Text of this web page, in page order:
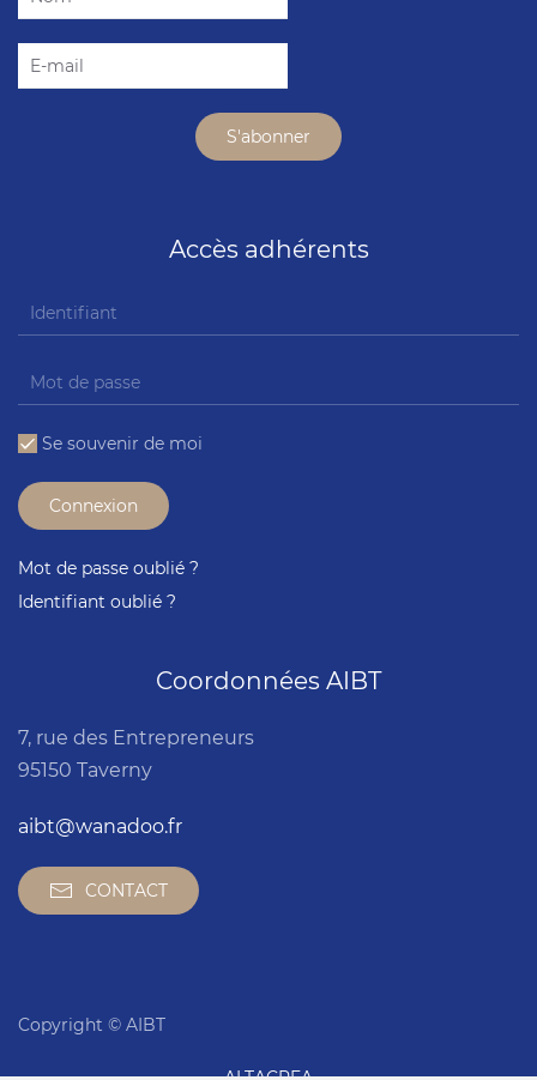
Accès adhérents
Se souvenir de moi
Connexion
Mot de passe oublié ?
Identifiant oublié ?
Coordonnées AIBT
7, rue des Entrepreneurs
95150 Taverny
aibt@wanadoo.fr
CONTACT
Copyright © AIBT